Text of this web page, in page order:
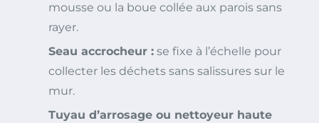
mousse ou la boue collée aux parois sans
rayer.
Seau accrocheur : se fixe à l’échelle pour
collecter les déchets sans salissures sur le
mur.
Tuyau d’arrosage ou nettoyeur haute